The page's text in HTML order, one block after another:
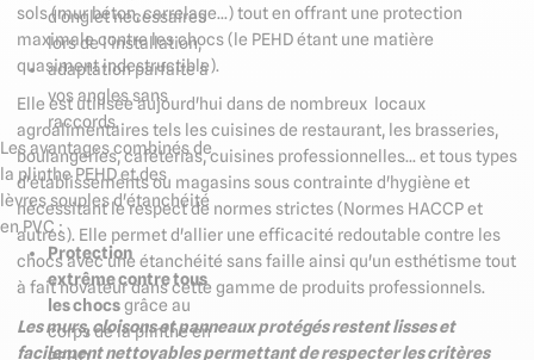
d'onglet nécessaires
lors de l'installation,
adaptation parfaite à
vos angles sans
raccords.
Les avantages combinés de
la plinthe PEHD et des
lèvres souples d'étanchéité
en PVC :
Protection
extrême contre tous
les chocsgrâce au
corps de la plinthe en
sols (mur béton, carrelage...) tout en offrant une protection
maximale contre les chocs (le PEHD étant une matière
quasiment indestructible).
Elle est utilisée aujourd'hui dans de nombreux locaux
agroalimentaires tels les cuisines de restaurant, les brasseries,
boulangeries, cafétérias, cuisines professionnelles... et tous types
d'établissements ou magasins sous contrainte d'hygiène et
nécessitant le respect de normes strictes (Normes HACCP et
autres). Elle permet d'allier une efficacité redoutable contre les
chocs avec une étanchéité sans faille ainsi qu'un esthétisme tout
à fait novateur dans cette gamme de produits professionnels.
Les murs, cloisons et panneaux protégés restent lisses et
facilement nettoyables permettant de respecter les critères